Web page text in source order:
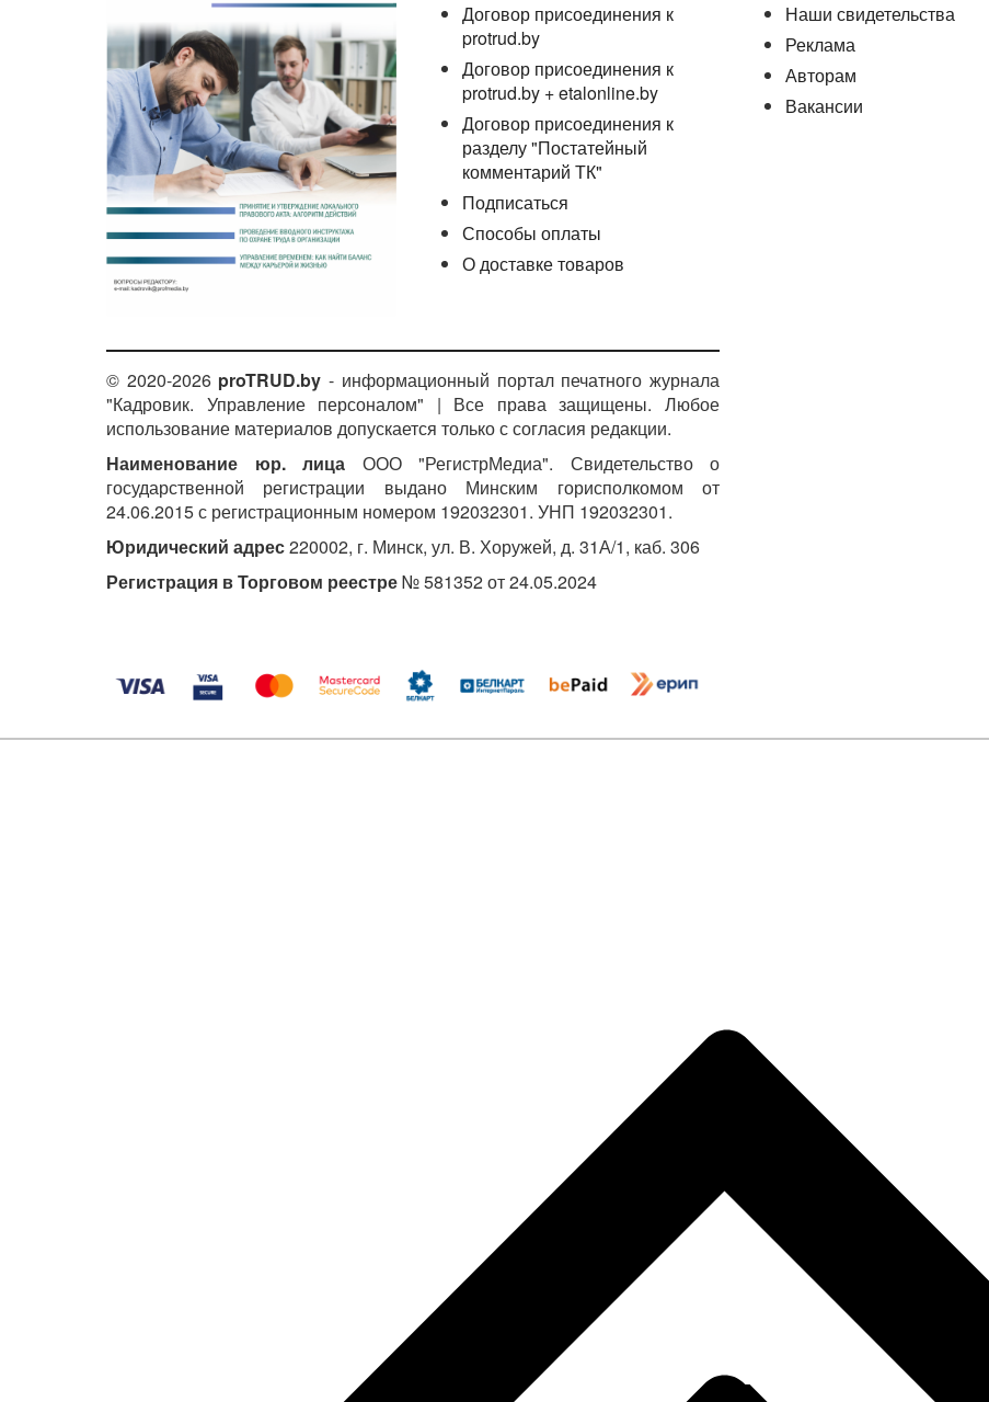
Договор присоединения к
protrud.by
Договор присоединения к
protrud.by + etalonline.by
Договор присоединения к
разделу "Постатейный
комментарий ТК"
Подписаться
Способы оплаты
О доставке товаров
Наши свидетельства
Реклама
Авторам
Вакансии
© 2020-2026 proTRUD.by - информационный портал печатного журнала
"Кадровик. Управление персоналом" | Все права защищены. Любое
использование материалов допускается только с согласия редакции.
Наименование юр. лица ООО "РегистрМедиа". Свидетельство о
государственной регистрации выдано Минским горисполкомом от
24.06.2015 с регистрационным номером 192032301. УНП 192032301.
Юридический адрес220002, г. Минск, ул. В. Хоружей, д. 31А/1, каб. 306
Регистрация в Торговом реестре№ 581352 от 24.05.2024